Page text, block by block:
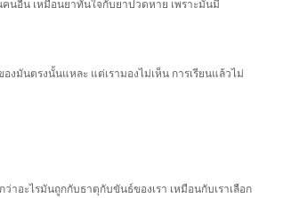
คนอื่น เหมือนยาทันใจกับยาปวดหาย เพราะมันมี
มันตรงนั้นแหละ แต่เรามองไม่เห็น การเรียนแล้วไม่
าอะไรมันถูกกับธาตุกับขันธ์ของเรา เหมือนกับเราเลือก